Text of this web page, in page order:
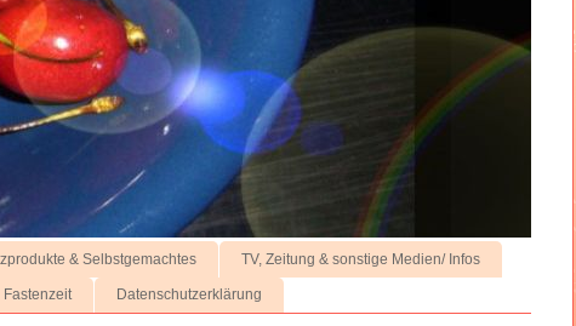
& Selbstgemachtes TV, Zeitung & sonstige Medien/ Infos
Fastenzeit Datenschutzerklärung